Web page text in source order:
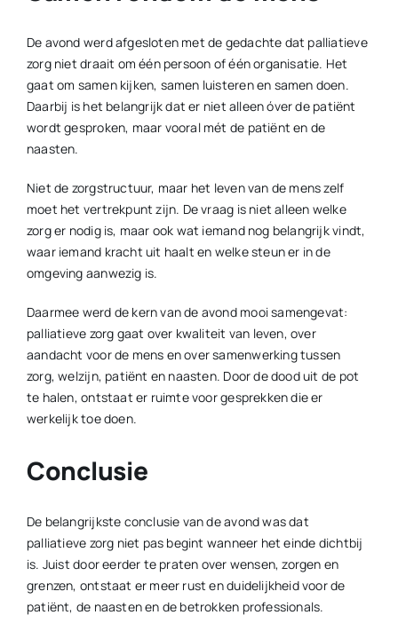
De avond werd afgesloten met de gedachte dat palliatieve
zorg niet draait om één persoon of één organisatie. Het
gaat om samen kijken, samen luisteren en samen doen.
Daarbij is het belangrijk dat er niet alleen óver de patiënt
wordt gesproken, maar vooral mét de patiënt en de
naasten.
Niet de zorgstructuur, maar het leven van de mens zelf
moet het vertrekpunt zijn. De vraag is niet alleen welke
zorg er nodig is, maar ook wat iemand nog belangrijk vindt,
waar iemand kracht uit haalt en welke steun er in de
omgeving aanwezig is.
Daarmee werd de kern van de avond mooi samengevat:
palliatieve zorg gaat over kwaliteit van leven, over
aandacht voor de mens en over samenwerking tussen
zorg, welzijn, patiënt en naasten. Door de dood uit de pot
te halen, ontstaat er ruimte voor gesprekken die er
werkelijk toe doen.
Conclusie
De belangrijkste conclusie van de avond was dat
palliatieve zorg niet pas begint wanneer het einde dichtbij
is. Juist door eerder te praten over wensen, zorgen en
grenzen, ontstaat er meer rust en duidelijkheid voor de
patiënt, de naasten en de betrokken professionals.